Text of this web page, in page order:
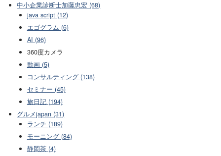
中小企業診断士加藤忠宏 (68)
java script (12)
エゴグラム (6)
AI (96)
360度カメラ
動画 (5)
コンサルティング (138)
セミナー (45)
旅日記 (194)
グルメjapan (31)
ランチ (189)
モーニング (84)
静岡茶 (4)